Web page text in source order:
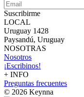
Suscribirme
LOCAL
Uruguay 1428
Paysandú, Uruguay
NOSOTRAS
Nosotros
¡Escribinos!
+ INFO
Preguntas frecuentes
© 2026 Keynna